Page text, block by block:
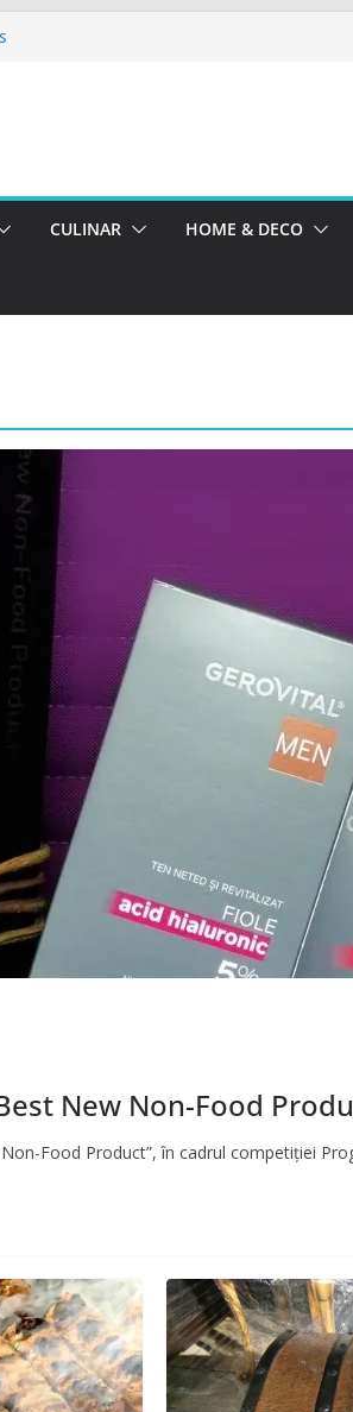
La Calinescu!
CULINAR HOME & DECO
New Non-Food
Food Product”, în cadrul competiției